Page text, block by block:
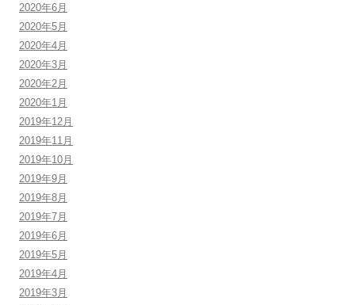
2020年6月
2020年5月
2020年4月
2020年3月
2020年2月
2020年1月
2019年12月
2019年11月
2019年10月
2019年9月
2019年8月
2019年7月
2019年6月
2019年5月
2019年4月
2019年3月